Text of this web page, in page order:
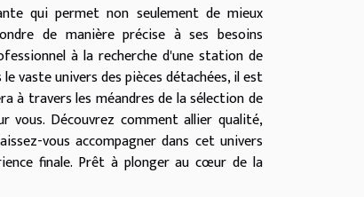
qui permet non seulement de mieux
de manière précise à ses besoins
à la recherche d'une station de
vaste univers des pièces détachées, il est
à travers les méandres de la sélection de
vous. Découvrez comment allier qualité,
vous accompagner dans cet univers
finale. Prêt à plonger au cœur de la